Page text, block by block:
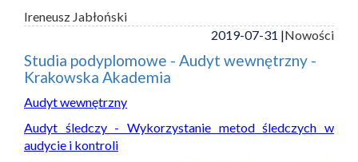
Ireneusz Jabłoński
2019-07-31 |Nowości
Studia podyplomowe - Audyt wewnętrzny -
Krakowska Akademia
Audyt wewnętrzny
Audyt śledczy - Wykorzystanie metod śledczych w
audycie i kontroli